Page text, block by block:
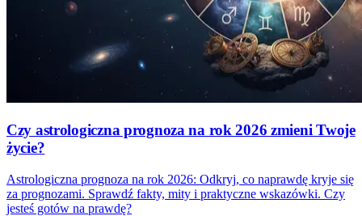
Czy astrologiczna prognoza na rok 2026 zmieni Twoje
życie?
Astrologiczna prognoza na rok 2026: Odkryj, co naprawdę kryje się
za prognozami. Sprawdź fakty, mity i praktyczne wskazówki. Czy
jesteś gotów na prawdę?